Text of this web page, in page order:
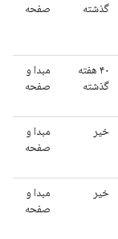
گذشته
صفحه
۴۰ هفته
گذشته
مبدا و
صفحه
خیر
مبدا و
صفحه
خیر
مبدا و
صفحه